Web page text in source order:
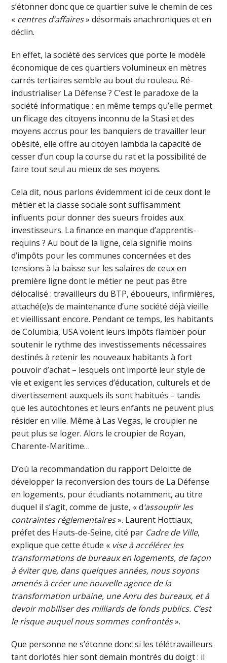
s’étonner donc que ce quartier suive le chemin de ces
« centres d’affaires» désormais anachroniques et en
déclin.
En effet, la société des services que porte le modèle
économique de ces quartiers volumineux en mètres
carrés tertiaires semble au bout du rouleau. Ré-
industrialiser La Défense ? C’est le paradoxe de la
société informatique : en même temps qu’elle permet
un flicage des citoyens inconnu de la Stasi et des
moyens accrus pour les banquiers de travailler leur
obésité, elle offre au citoyen lambda la capacité de
cesser d’un coup la course du rat et la possibilité de
faire tout seul au mieux de ses moyens.
Cela dit, nous parlons évidemment ici de ceux dont le
métier et la classe sociale sont suffisamment
influents pour donner des sueurs froides aux
investisseurs. La finance en manque d’apprentis-
requins ? Au bout de la ligne, cela signifie moins
d’impôts pour les communes concernées et des
tensions à la baisse sur les salaires de ceux en
première ligne dont le métier ne peut pas être
délocalisé : travailleurs du BTP, éboueurs, infirmières,
attaché(e)s de maintenance d’une société déjà vieille
et vieillissant encore. Pendant ce temps, les habitants
de Columbia, USA voient leurs impôts flamber pour
soutenir le rythme des investissements nécessaires
destinés à retenir les nouveaux habitants à fort
pouvoir d’achat – lesquels ont importé leur style de
vie et exigent les services d’éducation, culturels et de
divertissement auxquels ils sont habitués – tandis
que les autochtones et leurs enfants ne peuvent plus
résider en ville. Même à Las Vegas, le croupier ne
peut plus se loger. Alors le croupier de Royan,
Charente-Maritime…
D’où la recommandation du rapport Deloitte de
développer la reconversion des tours de La Défense
en logements, pour étudiants notamment, au titre
duquel il s’agit, comme de juste, « d‘assouplir les
contraintes réglementaires». Laurent Hottiaux,
préfet des Hauts-de-Seine, cité par Cadre de Ville,
explique que cette étude « vise à accélérer les
transformations de bureaux en logements, de façon
à éviter que, dans quelques années, nous soyons
amenés à créer une nouvelle agence de la
transformation urbaine, une Anru des bureaux, et à
devoir mobiliser des milliards de fonds publics. C’est
le risque auquel nous sommes confrontés».
Que personne ne s’étonne donc si les télétravailleurs
tant dorlotés hier sont demain montrés du doigt : il